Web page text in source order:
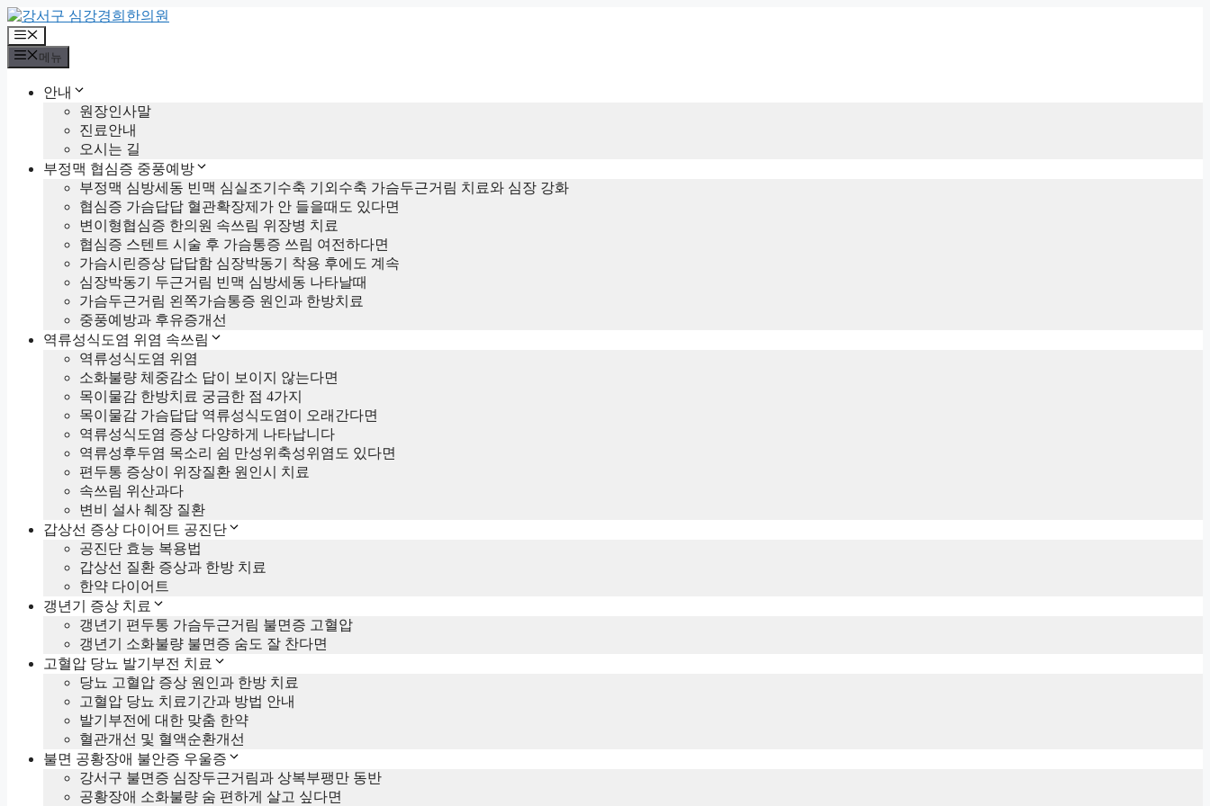
컨
텐
츠
로
메
뉴
메뉴
안내
원장인사말
진료안내
오시는 길
부정맥 협심증 중풍예방
부정맥 심방세동 빈맥 심실조기수축 기외수축 가슴두근거림 치료와 심장 강화
협심증 가슴답답 혈관확장제가 안 들을때도 있다면
변이형협심증 한의원 속쓰림 위장병 치료
협심증 스텐트 시술 후 가슴통증 쓰림 여전하다면
가슴시린증상 답답함 심장박동기 착용 후에도 계속
심장박동기 두근거림 빈맥 심방세동 나타날때
가슴두근거림 왼쪽가슴통증 원인과 한방치료
중풍예방과 후유증개선
역류성식도염 위염 속쓰림
역류성식도염 위염
소화불량 체중감소 답이 보이지 않는다면
목이물감 한방치료 궁금한 점 4가지
목이물감 가슴답답 역류성식도염이 오래간다면
역류성식도염 증상 다양하게 나타납니다
역류성후두염 목소리 쉼 만성위축성위염도 있다면
편두통 증상이 위장질환 원인시 치료
속쓰림 위산과다
변비 설사 췌장 질환
갑상선 증상 다이어트 공진단
공진단 효능 복용법
갑상선 질환 증상과 한방 치료
한약 다이어트
갱년기 증상 치료
갱년기 편두통 가슴두근거림 불면증 고혈압
갱년기 소화불량 불면증 숨도 잘 찬다면
고혈압 당뇨 발기부전 치료
당뇨 고혈압 증상 원인과 한방 치료
고혈압 당뇨 치료기간과 방법 안내
발기부전에 대한 맞춤 한약
혈관개선 및 혈액순환개선
불면 공황장애 불안증 우울증
강서구 불면증 심장두근거림과 상복부팽만 동반
공황장애 소화불량 숨 편하게 살고 싶다면